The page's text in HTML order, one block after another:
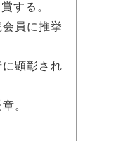
する。
員に推挙
顕彰され
。